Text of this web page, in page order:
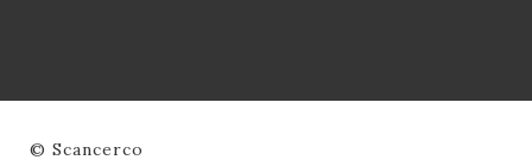
© Scancerco